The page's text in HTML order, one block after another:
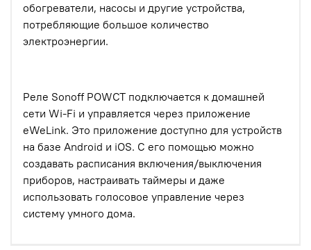
обогреватели, насосы и другие устройства,
потребляющие большое количество
электроэнергии.
Реле Sonoff POWCT подключается к домашней
сети Wi-Fi и управляется через приложение
eWeLink. Это приложение доступно для устройств
на базе Android и iOS. С его помощью можно
создавать расписания включения/выключения
приборов, настраивать таймеры и даже
использовать голосовое управление через
систему умного дома.